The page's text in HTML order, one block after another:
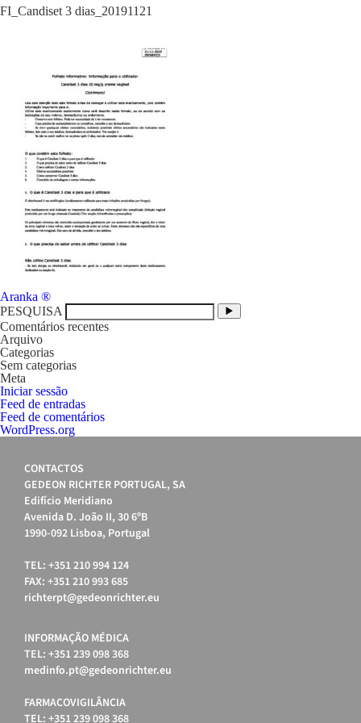
FI_Candiset 3 dias_20191121
Navegação
de
artigos
Aranka ®
PESQUISA
Comentários recentes
Arquivo
Categorias
Sem categorias
Meta
Iniciar sessão
Feed de entradas
Feed de comentários
WordPress.org
CONTACTOS
GEDEON RICHTER PORTUGAL, SA
Edifício Meridiano
Avenida D. João II, 30 6ºB
1990-092 Lisboa, Portugal
TEL: +351 210 994 124
FAX: +351 210 993 685
richterpt@gedeonrichter.eu
INFORMAÇÃO MÉDICA
TEL: +351 239 098 368
medinfo.pt@gedeonrichter.eu
FARMACOVIGILÂNCIA
TEL: +351 239 098 368